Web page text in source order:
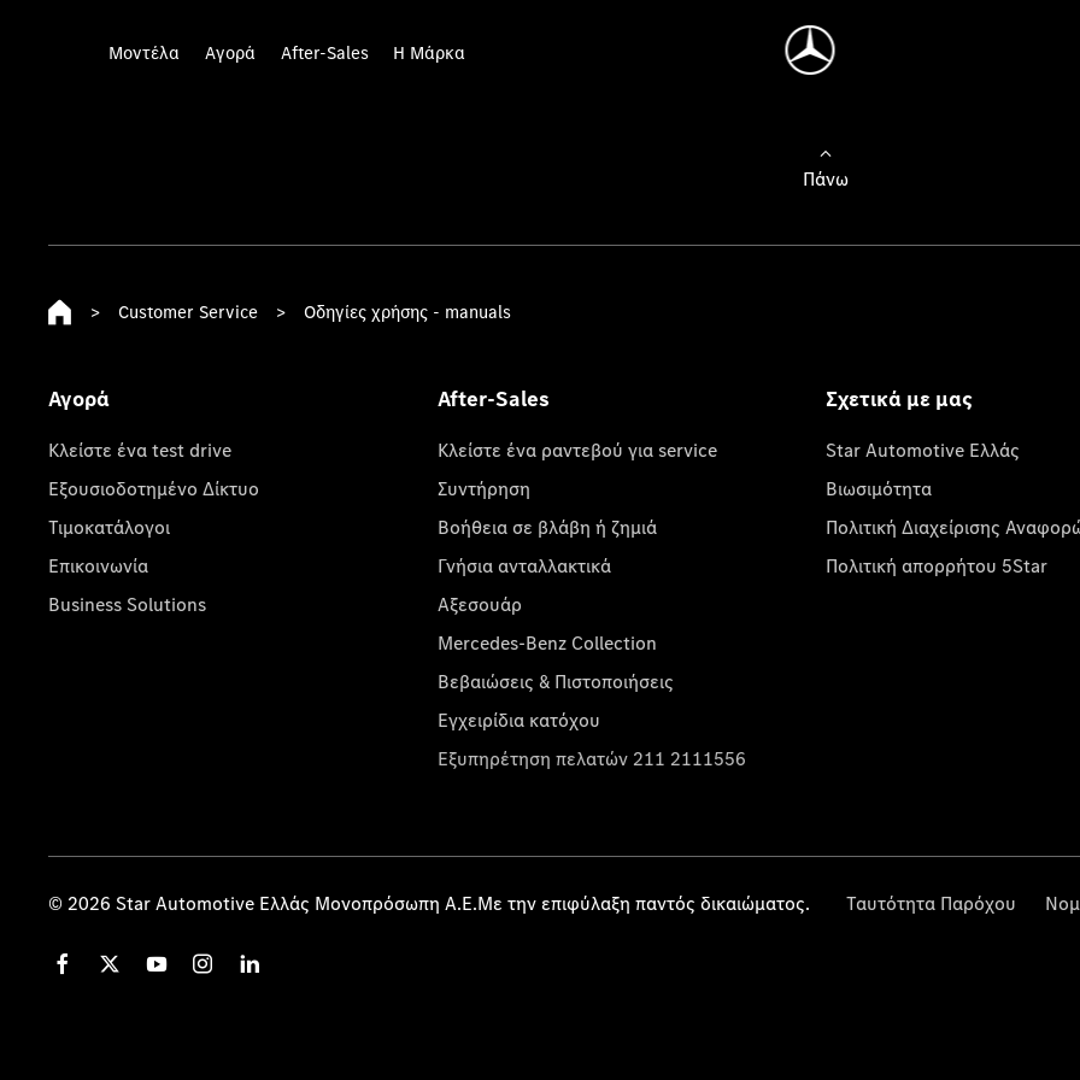
Μοντέλα Αγορά After-Sales Η Μάρκα
Πάνω
> Customer Service > Οδηγίες χρήσης - manuals
Αγορά
Κλείστε ένα test drive
Εξουσιοδοτημένο Δίκτυο
Τιμοκατάλογοι
Επικοινωνία
Business Solutions
After-Sales
Κλείστε ένα ραντεβού για service
Συντήρηση
Βοήθεια σε βλάβη ή ζημιά
Γνήσια ανταλλακτικά
Αξεσουάρ
Mercedes-Benz Collection
Βεβαιώσεις & Πιστοποιήσεις
Εγχειρίδια κατόχου
Εξυπηρέτηση πελατών 211 2111556
Σχετικά με μας
Star Automotive Ελλάς
Βιωσιμότητα
Πολιτική Διαχείρισης
Πολιτική απορρήτου 5Star
© 2026 Star Automotive Ελλάς Μονοπρόσωπη Α.Ε.Με την επιφύλαξη παντός δικαιώματος. Ταυτότητα Παρόχου